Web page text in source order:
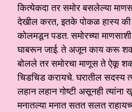
कित्येकदा तर समोर बसलेल्या
देखील करत, इतके पोकळ हास्य
कोलमडून पडत. समोरच्या
घाबरून जाई. ते अजून काय करू
बोलले तर समोरचा माणूस ते ऐकू
चिडचिड करायचे. घरातील सदस्य
लहान लहान गोष्टी असूनही त्यांना
मनातल्या मनात सतत सलत